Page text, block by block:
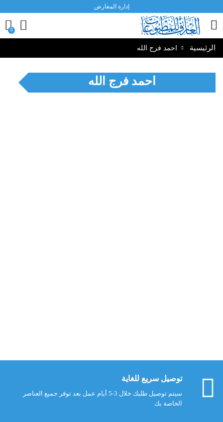
إدارة المعارض
0
الرئيسية احمد فرج الله
احمد فرج الله
توصيل سريع للغاية
سيتم توصيل طلبك خلال 3-5 أيام عمل بعد توفر جميع العناصر
الخاصة بك